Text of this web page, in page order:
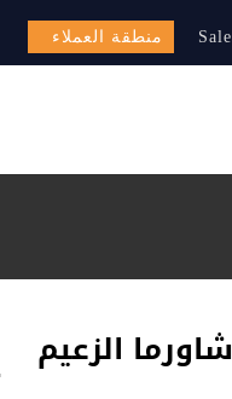
منطقة العملاء
شاورما الزعيم